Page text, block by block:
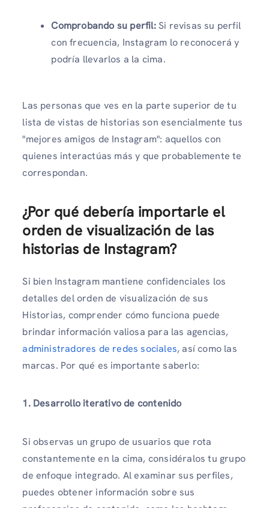
Comprobando su perfil:Si revisas su perfil
con frecuencia, Instagram lo reconocerá y
podría llevarlos a la cima.
Las personas que ves en la parte superior de tu
lista de vistas de historias son esencialmente tus
"mejores amigos de Instagram": aquellos con
quienes interactúas más y que probablemente te
correspondan.
¿Por qué debería importarle el
orden de visualización de las
historias de Instagram?
Si bien Instagram mantiene confidenciales los
detalles del orden de visualización de sus
Historias, comprender cómo funciona puede
brindar información valiosa para las agencias,
administradores de redes sociales, así como las
marcas. Por qué es importante saberlo:
1. Desarrollo iterativo de contenido
Si observas un grupo de usuarios que rota
constantemente en la cima, considéralos tu grupo
de enfoque integrado. Al examinar sus perfiles,
puedes obtener información sobre sus